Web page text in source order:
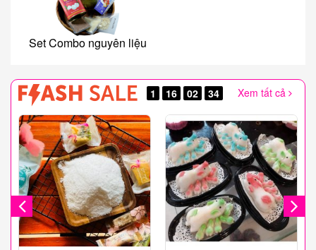
Set Combo nguyên liệu
1 16 02 32 Xem tất cả